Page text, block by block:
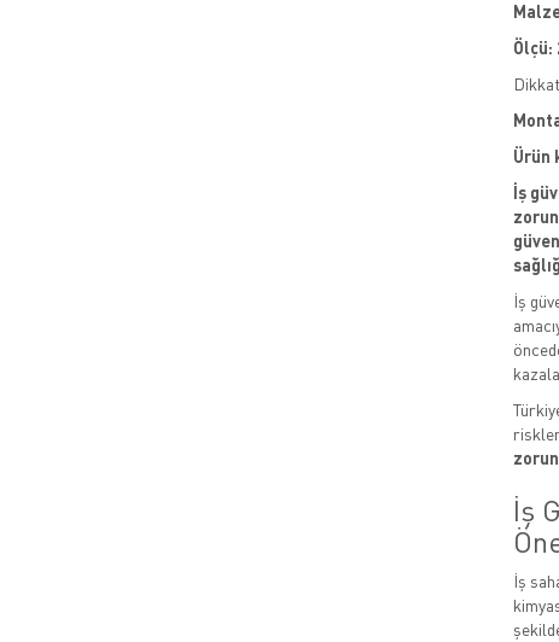
Ölçü:
Ürün
İş
İş
İş
İş